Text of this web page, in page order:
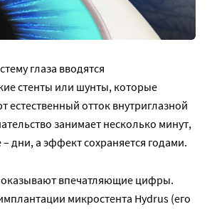
глаза вводятся
стенты или шунты, которые
естественный отток внутриглазной
занимает несколько минут,
дни, а эффект сохраняется годами.
впечатляющие цифры.
микростента Hydrus (его